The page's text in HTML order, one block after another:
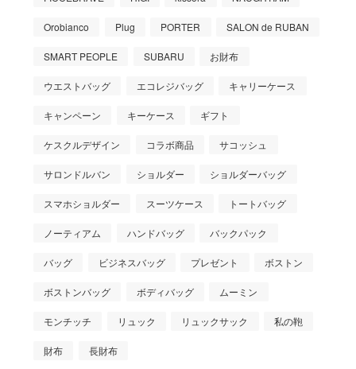
Orobianco Plug PORTER SALON de RUBAN
SMART PEOPLE SUBARU お財布
ウエストバッグ エコレジバッグ キャリーケース
キャンペーン キーケース ギフト
ケスクルデザイン コラボ商品 サコッシュ
サロンドルバン ショルダー ショルダーバッグ
スマホショルダー スーツケース トートバッグ
ノーティアム ハンドバッグ バックパック
バッグ ビジネスバッグ プレゼント ボストン
ボストンバッグ ボディバッグ ムーミン
モンチッチ リュック リュックサック 私の鞄
財布 長財布